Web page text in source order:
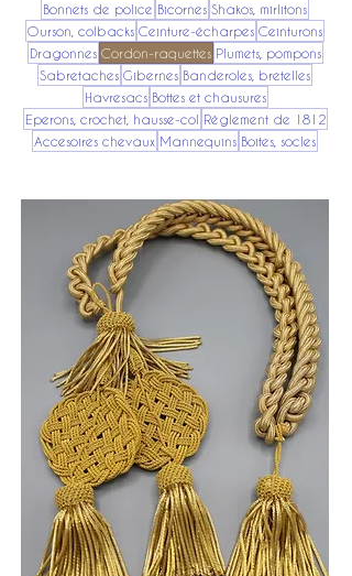
Bonnets de police Bicornes Shakos, mirlitons
Ourson, colbacks Ceinture-écharpes Ceinturons
Dragonnes Cordon-raquettes Plumets, pompons
Sabretaches Gibernes Banderoles, bretelles
Havresacs Bottes et chausures
Eperons, crochet, hausse-col Réglement de 1812
Accesoires chevaux Mannequins Boites, socles